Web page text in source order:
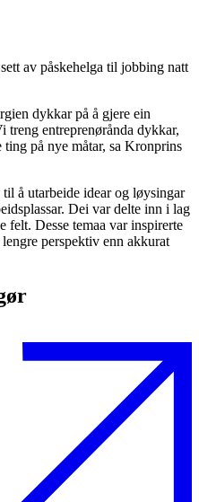
av påskehelga til jobbing natt
dykkar på å gjere ein
entreprenørånda dykkar,
på nye måtar, sa Kronprins
å utarbeide idear og løysingar
Dei var delte inn i lag
felt. Desse temaa var inspirerte
perspektiv enn akkurat